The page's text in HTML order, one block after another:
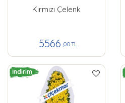
Kırmızı Çelenk
5566 ,00 TL
İndirim